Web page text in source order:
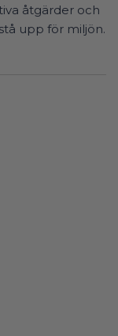
åtgärder och
upp för miljön.